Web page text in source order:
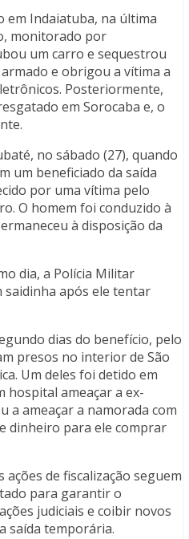
em Indaiatuba, na última
monitorado por
um carro e sequestrou
e obrigou a vítima a
Posteriormente,
em Sorocaba e, o
no sábado (27), quando
um beneficiado da saída
por uma vítima pelo
O homem foi conduzido à
à disposição da
dia, a Polícia Militar
após ele tentar
dias do benefício, pelo
presos no interior de São
Um deles foi detido em
hospital ameaçar a ex-
a ameaçar a namorada com
dinheiro para ele comprar
de fiscalização seguem
para garantir o
judiciais e coibir novos
saída temporária.